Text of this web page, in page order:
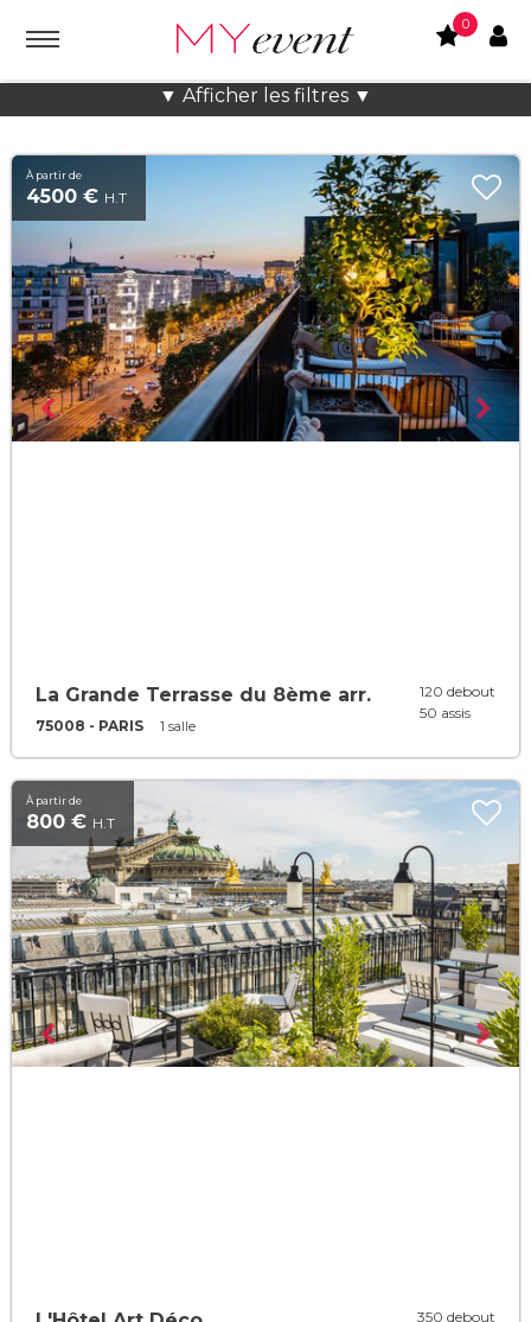
0
▼ Afficher les filtres ▼
Location lieux et salles atypiques
À partir de
4500 € H.T
La Grande Terrasse du 8ème arr.
75008 - PARIS 1 salle
120 debout
50 assis
À partir de
800 € H.T
350 debout